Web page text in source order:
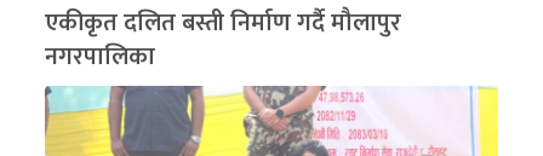
एकीकृत दलित बस्ती निर्माण गर्दै मौलापुर
नगरपालिका